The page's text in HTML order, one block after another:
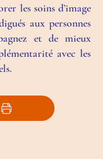
les soins d’image
aux personnes
et de mieux
avec les